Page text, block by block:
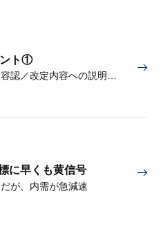
ント①
高市政権はより緩慢な引上げを容認／改定内容への説明責任が焦点
に早くも黄信号
が、内需が急減速